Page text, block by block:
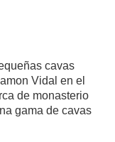
cavas
Vidal en el
de monasterio
gama de cavas